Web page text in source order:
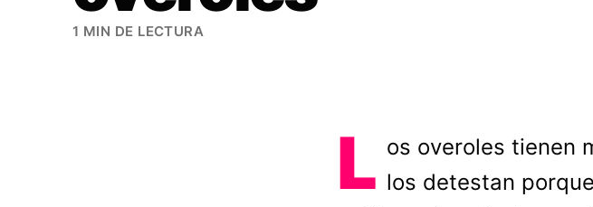
1 MIN DE LECTURA
L os overoles tienen
los detestan